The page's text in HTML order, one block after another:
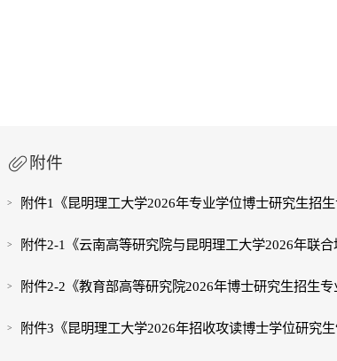
附件
附件1《昆明理工大学2026年专业学位博士研究生招
附件2-1《云南高等研究院与昆明理工大学2026年联
附件2-2《教育部高等研究院2026年博士研究生招生
附件3《昆明理工大学2026年招收攻读博士学位研究